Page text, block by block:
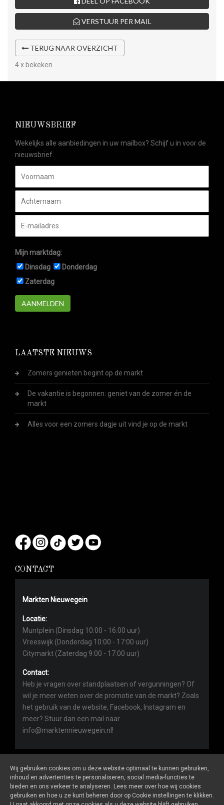
VERSTUUR PER MAIL
TERUG NAAR OVERZICHT
4 x bekeken
NIEUWSBRIEF
Wekelijks alle aanbiedingen in uw mailbox? Schijf u in voor de
nieuwsbrief.
Mijn marktdag:
Dinsdag
Donderdag
Zaterdag
AANMELDEN
LAATSTE NIEUWS
Zomers genieten begint op de markt
De vakantie is begonnen: geniet van de zomer én de
markt
Alles voor een zomers dagje uit vind je op de markt
CONTACT
Markten Nieuwegein
Locatie:
Muntplein (Dinsdag 10:00 - 16:00 uur)
Vreeswijk (Donderdag 10:00 - 17:00 uur)
Citymarkt (Zaterdag 9:00 - 17:00 uur)
Contact:
Heb je vragen over standplaatsen of vergunningen? Of
wil je meer weten over de promotie van de markt? Zoals
het gebruik van de website, Facebook, Instagram en
meer? Stuur dan een mail naar
info@marktennieuwegein.nl!
Marktennieuwegein.nlis een website van De Markt Online
Wij gebruiken cookies om u deze website optimaal te kunnen gebruiken,
inhoud en advertenties te personaliseren, social media-functies te
bieden en ons verkeer te analyseren. Lees meer over hoe wij cookies
gebruiken en hoe u ze kunt beheren door op Cookie instellingen te klikken.